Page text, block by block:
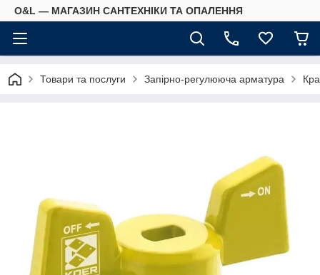
O&L — МАГАЗИН САНТЕХНІКИ ТА ОПАЛЕННЯ
Товари та послуги Запірно-регулююча арматура